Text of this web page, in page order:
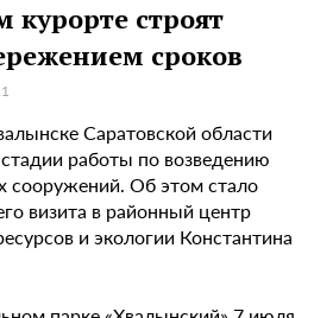
курорте строят
сроков
Саратовской области
работы по возведению
сооружений. Об этом стало
визита в районный центр
и экологии Константина